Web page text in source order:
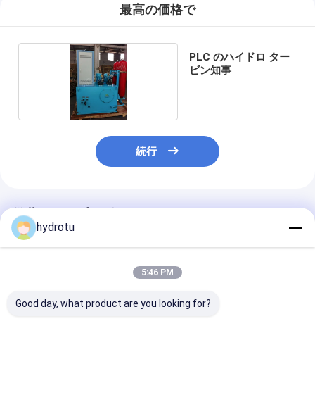
最高の価格で
PLC のハイドロ ター
ビン知事
続行
推薦されたプロダクト
hydrotu
5:46 PM
Good day, what product are you looking for?